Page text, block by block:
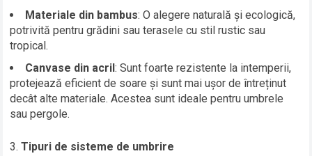
Materiale din bambus: O alegere naturală și ecologică,
potrivită pentru grădini sau terasele cu stil rustic sau
tropical.
Canvase din acril: Sunt foarte rezistente la intemperii,
protejează eficient de soare și sunt mai ușor de întreținut
decât alte materiale. Acestea sunt ideale pentru umbrele
sau pergole.
Tipuri de sisteme de umbrire